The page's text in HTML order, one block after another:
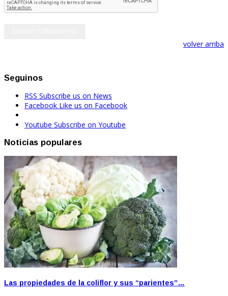
volver arriba
Seguinos
RSS Subscribe us on News
Facebook Like us on Facebook
Youtube Subscribe on Youtube
Noticias populares
Las propiedades de la coliflor y sus “parientes”…